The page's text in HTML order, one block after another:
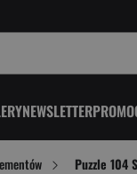
NEWSLETTER
Puzzle 104